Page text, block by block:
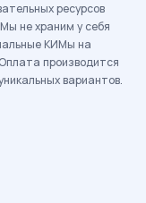
ресурсов
не храним у себя
КИМы на
производится
вариантов.